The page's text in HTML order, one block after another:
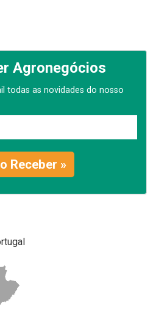
Agronegócios
todas as novidades do nosso
Receber »